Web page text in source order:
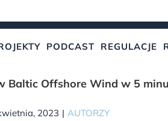
PODCAST REGULACJE
Baltic Offshore Wind w 5
2023 | AUTORZY